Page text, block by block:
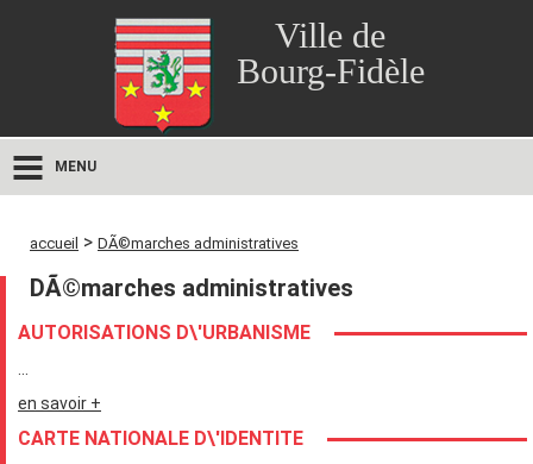
Ville de
Bourg-Fidèle
MENU
accueil > DÃ©marches administratives
DÃ©marches administratives
AUTORISATIONS D\'URBANISME
en savoir +
CARTE NATIONALE D\'IDENTITE